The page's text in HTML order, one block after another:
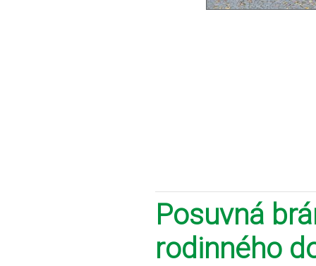
Posuvná
rodinného